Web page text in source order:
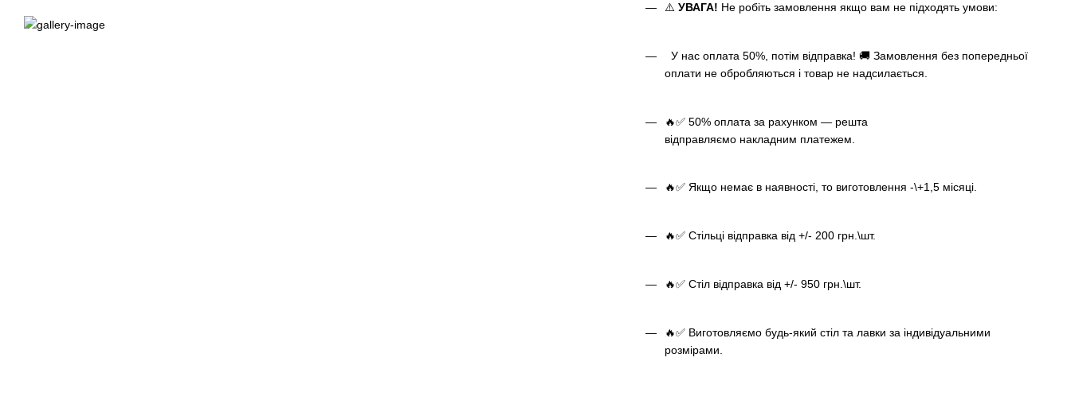
⚠️УВАГА! Не робіть замовлення якщо вам не підходять умови:
У нас оплата 50%, потім відправка! 🚚 Замовлення без попередньої
оплати не обробляються і товар не надсилається.
🔥✅ 50% оплата за рахунком — решта
відправляємо накладним платежем.
🔥✅ Якщо немає в наявності, то виготовлення -\+1,5 місяці.
🔥✅ Стільці відправка від +/- 200 грн.\шт.
🔥✅ Стіл відправка від +/- 950 грн.\шт.
🔥✅ Виготовляємо будь-який стіл та лавки за індивідуальними
розмірами.